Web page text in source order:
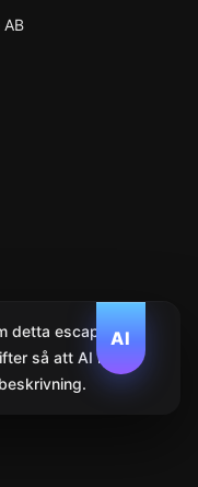
AI
detta escape
så att AI kan